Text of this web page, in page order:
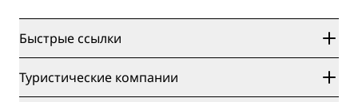
Быстрые ссылки
Radisson Rewards
Туристические компании